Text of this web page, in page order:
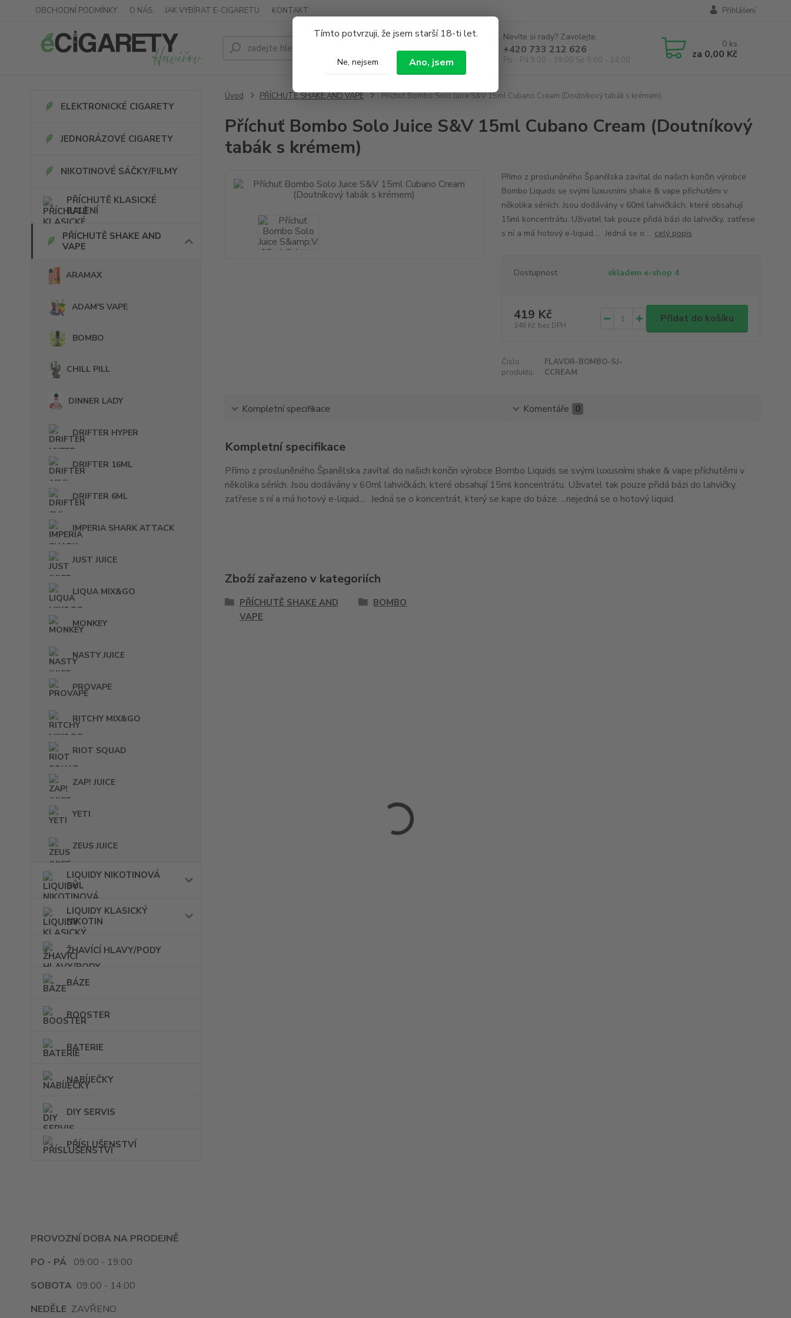
Tímto potvrzuji, že jsem starší 18-ti let.
Ne, nejsem Ano, jsem
OBCHODNÍ PODMÍNKY O NÁS JAK VYBÍRAT E-CIGARETU KONTAKT Přihlášení
Hledat
Nevíte si rady? Zavolejte.
+420 733 212 626
Po - Pá 9:00 - 19:00 So 9:00 - 14:00
0 ks
za 0,00 Kč
ELEKTRONICKÉ CIGARETY
JEDNORÁZOVÉ CIGARETY
NIKOTINOVÉ SÁČKY/FILMY
PŘÍCHUTĚ KLASICKÉ
BALENÍ
PŘÍCHUTĚ SHAKE AND
VAPE
ARAMAX
ADAM'S VAPE
BOMBO
CHILL PILL
DINNER LADY
DRIFTER HYPER
DRIFTER 16ML
DRIFTER 6ML
IMPERIA SHARK ATTACK
JUST JUICE
LIQUA MIX&GO
MONKEY
NASTY JUICE
PROVAPE
RITCHY MIX&GO
RIOT SQUAD
ZAP! JUICE
YETI
ZEUS JUICE
LIQUIDY NIKOTINOVÁ
SŮL
LIQUIDY KLASICKÝ
NIKOTIN
ŽHAVÍCÍ HLAVY/PODY
BÁZE
BOOSTER
BATERIE
NABÍJEČKY
DIY SERVIS
PŘÍSLUŠENSTVÍ
PROVOZNÍ DOBA NA PRODEJNĚ
PO - PÁ 09:00 - 19:00
SOBOTA 09:00 - 14:00
NEDĚLE ZAVŘENO
Úvod PŘÍCHUTĚ SHAKE AND VAPE Příchuť Bombo Solo Juice S&V 15ml Cubano Cream (Doutníkový tabák s krémem)
Příchuť Bombo Solo Juice S&V 15ml Cubano Cream (Doutníkový
tabák s krémem)
Přímo z prosluněného Španělska zavítal do našich končin výrobce
Bombo Liquids se svými luxusními shake & vape příchutěmi v
několika sériích. Jsou dodávány v 60ml lahvičkách, které obsahují
15ml koncentrátu. Uživatel tak pouze přidá bázi do lahvičky, zatřese
s ní a má hotový e-liquid.... Jedná se o ... celý popis
Dostupnost skladem e-shop 4
419 Kč
346 Kč bez DPH
Přidat do košíku
Číslo
produktu:
FLAVOR-BOMBO-SJ-
CCREAM
Kompletní specifikace Komentáře 0
Kompletní specifikace
Přímo z prosluněného Španělska zavítal do našich končin výrobce Bombo Liquids se svými luxusními shake & vape příchutěmi v
několika sériích. Jsou dodávány v 60ml lahvičkách, které obsahují 15ml koncentrátu. Uživatel tak pouze přidá bázi do lahvičky,
zatřese s ní a má hotový e-liquid.... Jedná se o koncentrát, který se kape do báze. ...nejedná se o hotový liquid.
Zboží zařazeno v kategoriích
PŘÍCHUTĚ SHAKE AND
VAPE
BOMBO